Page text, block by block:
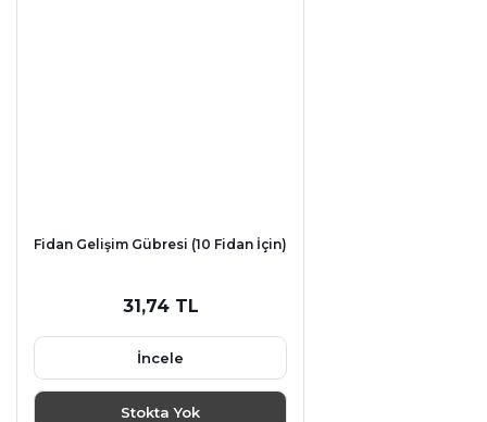
Fidan Gelişim Gübresi (10 Fidan İçin)
31,74 TL
İncele
Stokta Yok